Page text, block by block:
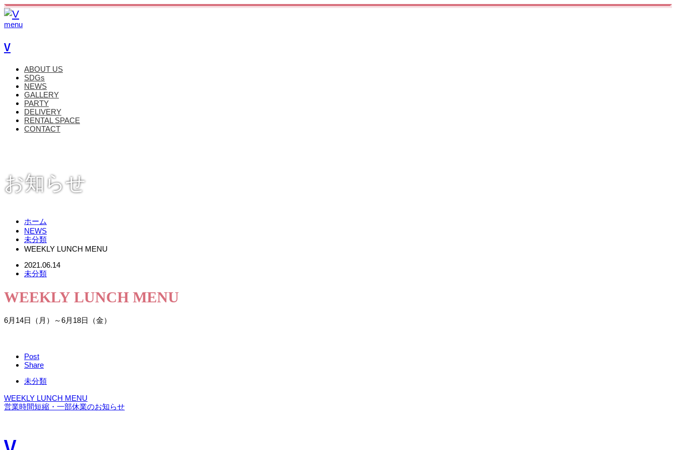
menu
V
ABOUT US
SDGs
NEWS
GALLERY
PARTY
DELIVERY
RENTAL SPACE
CONTACT
お知らせ
ホーム
NEWS
未分類
WEEKLY LUNCH MENU
2021.06.14
未分類
WEEKLY LUNCH MENU
6月14日（月）～6月18日（金）
Post
Share
未分類
WEEKLY LUNCH MENU
営業時間短縮・一部休業のお知らせ